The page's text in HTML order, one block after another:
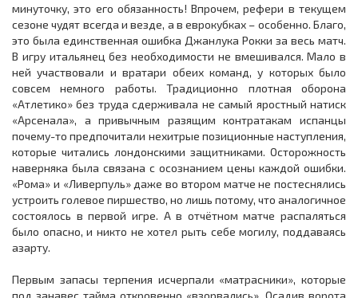
минуточку, это его обязанность! Впрочем, рефери в текущем
сезоне чудят всегда и везде, а в еврокубках – особенно. Благо,
это была единственная ошибка Джанлука Рокки за весь матч.
В игру итальянец без необходимости не вмешивался. Мало в
ней участвовали и вратари обеих команд, у которых было
совсем немного работы. Традиционно плотная оборона
«Атлетико» без труда сдерживала не самый яростный натиск
«Арсенала», а привычным разящим контратакам испанцы
почему-то предпочитали нехитрые позиционные наступления,
которые читались лондонскими защитниками. Осторожность
наверняка была связана с осознанием цены каждой ошибки.
«Рома» и «Ливерпуль» даже во втором матче не постеснялись
устроить голевое пиршество, но лишь потому, что аналогичное
состоялось в первой игре. А в отчётном матче распаляться
было опасно, и никто не хотел рыть себе могилу, поддаваясь
азарту.
Первым запасы терпения исчерпали «матрасники», которые
под занавес тайма откровенно «взорвались». Осадив ворота